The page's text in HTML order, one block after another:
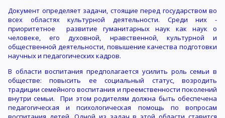
Документ определяет задачи, стоящие перед государством во
всех областях культурной деятельности. Среди них -
приоритетное развитие гуманитарных наук как наук о
человеке, его духовной, нравственной, культурной и
общественной деятельности, повышение качества подготовки
научных и педагогических кадров.
В области воспитания предполагается усилить роль семьи в
обществе: повысить ее социальный статус, возродить
традиции семейного воспитания и преемственности поколений
внутри семьи. При этом родителям должна быть обеспечена
педагогическая и психологическая помощь по вопросам